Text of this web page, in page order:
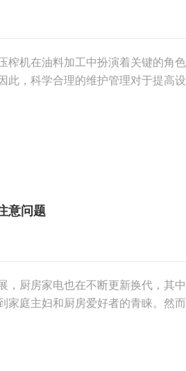
榨机在油料加工中扮演着关键的角
此，科学合理的维护管理对于提高
意问题
，厨房家电也在不断更新换代，其
家庭主妇和厨房爱好者的青睐。然